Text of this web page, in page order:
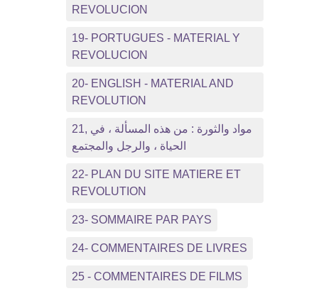
REVOLUCION
19- PORTUGUES - MATERIAL Y
REVOLUCION
20- ENGLISH - MATERIAL AND
REVOLUTION
21, مواد والثورة : من هذه المسألة ، في
الحياة ، والرجل والمجتمع
22- PLAN DU SITE MATIERE ET
REVOLUTION
23- SOMMAIRE PAR PAYS
24- COMMENTAIRES DE LIVRES
25 - COMMENTAIRES DE FILMS